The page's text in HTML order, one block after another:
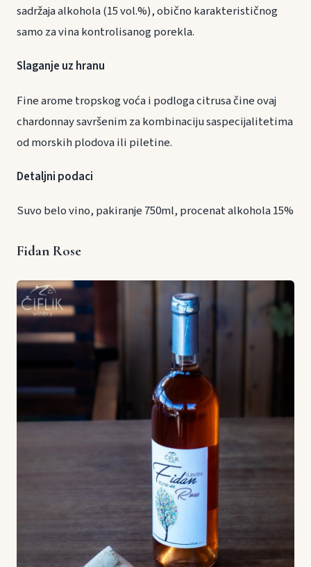
sadržaja alkohola (15 vol.%), obično karakterističnog
samo za vina kontrolisanog porekla.
Slaganje uz hranu
Fine arome tropskog voća i podloga citrusa čine ovaj
chardonnay savršenim za kombinaciju saspecijalitetima
od morskih plodova ili piletine.
Detaljni podaci
Suvo belo vino, pakiranje 750ml, procenat alkohola 15%
Fidan Rose